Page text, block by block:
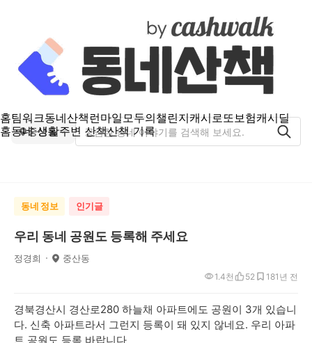
홈팀워크동네산책런마일모두의챌린지캐시로또보험캐시딜
홈동네 생활주변 산책산책 기록
중산동
동네 정보 인기글
우리 동네 공원도 등록해 주세요
정경희 중산동
1년 전
1.4천 52 18
경북경산시 경산로280 하늘채 아파트에도 공원이 3개 있습니
다. 신축 아파트라서 그런지 등록이 돼 있지 않네요. 우리 아파
트 공원도 등록 바랍니다